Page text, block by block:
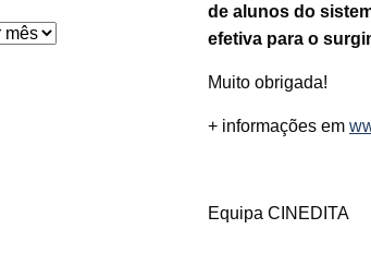
de alunos do
efetiva para o
Muito obrigada!
+ informações em
Equipa CINEDITA